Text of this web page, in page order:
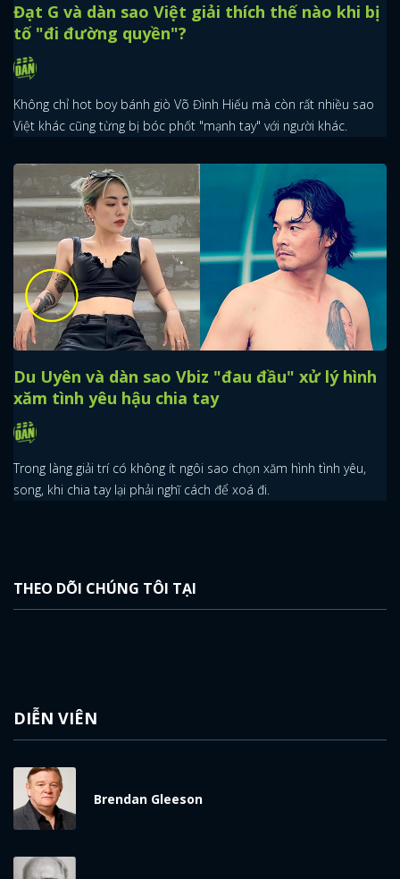
ĐĂNG NHẬP
FACEBOOK GOOGLE
Đạt G và dàn sao Việt giải thích thế nào khi bị
tố "đi đường quyền"?
Không chỉ hot boy bánh giò Võ Đình Hiếu mà còn rất nhiều sao
Việt khác cũng từng bị bóc phốt "mạnh tay" với người khác.
Du Uyên và dàn sao Vbiz "đau đầu" xử lý hình
xăm tình yêu hậu chia tay
Trong làng giải trí có không ít ngôi sao chọn xăm hình tình yêu,
song, khi chia tay lại phải nghĩ cách để xoá đi.
THEO DÕI CHÚNG TÔI TẠI
DIỄN VIÊN
Brendan Gleeson